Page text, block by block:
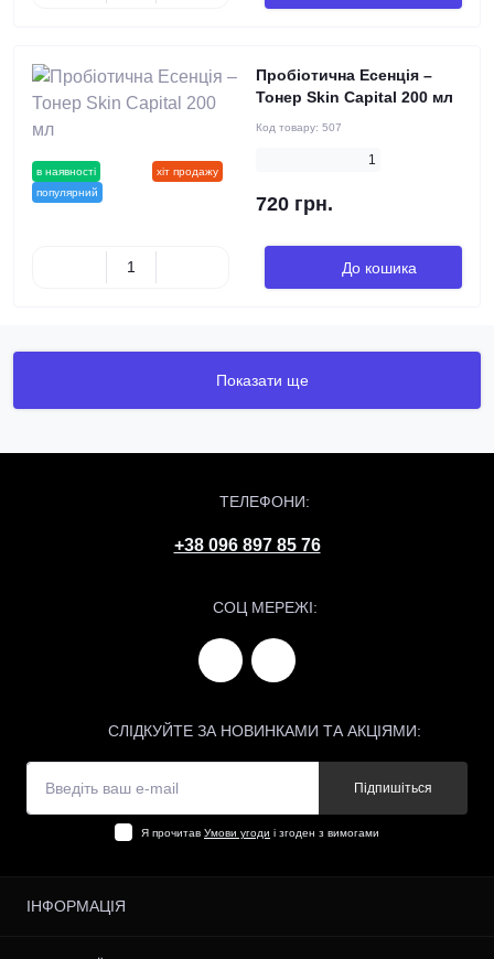
в наявності
хіт продажу
популярний
Пробіотична Есенція –
Тонер Skin Capital 200 мл
Код товару: 507
1
720 грн.
До кошика
Показати ще
ТЕЛЕФОНИ:
+38 096 897 85 76
СОЦ МЕРЕЖІ:
СЛІДКУЙТЕ ЗА НОВИНКАМИ ТА АКЦІЯМИ:
Підпишіться
Я прочитав Умови угоди і згоден з вимогами
ІНФОРМАЦІЯ